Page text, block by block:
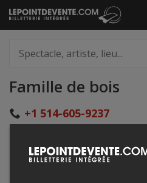
Passer
au
artiste,
lieu...
Famille de bois
+1 514-605-9237
www.facebook.com/